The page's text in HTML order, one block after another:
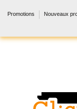
Promotions Nouveaux